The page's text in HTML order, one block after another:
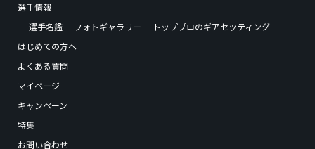
選手情報
選手名鑑
フォトギャラリー
トッププロのギアセッティング
はじめての方へ
よくある質問
マイページ
キャンペーン
特集
お問い合わせ